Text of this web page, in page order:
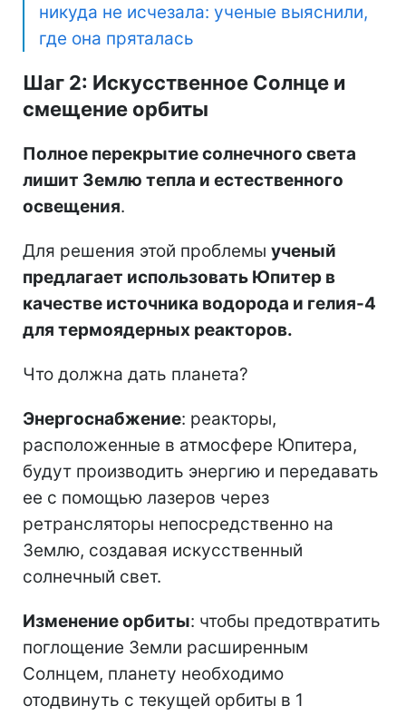
никуда не исчезала: ученые выяснили,
где она пряталась
Шаг 2: Искусственное Солнце и
смещение орбиты
Полное перекрытие солнечного света
лишит Землю тепла и естественного
освещения.
Для решения этой проблемы ученый
предлагает использовать Юпитер в
качестве источника водорода и гелия-4
для термоядерных реакторов.
Что должна дать планета?
Энергоснабжение: реакторы,
расположенные в атмосфере Юпитера,
будут производить энергию и передавать
ее с помощью лазеров через
ретрансляторы непосредственно на
Землю, создавая искусственный
солнечный свет.
Изменение орбиты: чтобы предотвратить
поглощение Земли расширенным
Солнцем, планету необходимо
отодвинуть с текущей орбиты в 1